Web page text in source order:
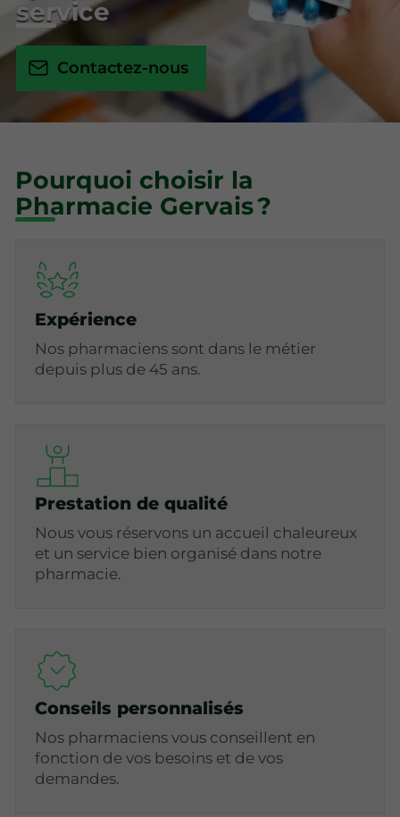
service
Contactez-nous
Pourquoi choisir la
Pharmacie Gervais ?
Expérience
Nos pharmaciens sont dans le métier
depuis plus de 45 ans.
Prestation de qualité
Nous vous réservons un accueil chaleureux
et un service bien organisé dans notre
pharmacie.
Conseils personnalisés
Nos pharmaciens vous conseillent en
fonction de vos besoins et de vos
demandes.